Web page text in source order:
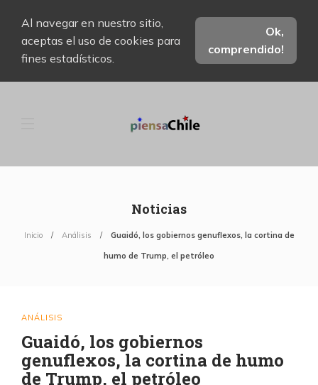
Al navegar en nuestro sitio,
aceptas el uso de cookies para
fines estadísticos.
Ok,
comprendido!
Noticias
Inicio Análisis Guaidó, los gobiernos genuflexos, la cortina de
humo de Trump, el petróleo
ANÁLISIS
Guaidó, los gobiernos
genuflexos, la cortina de humo
de Trump, el petróleo